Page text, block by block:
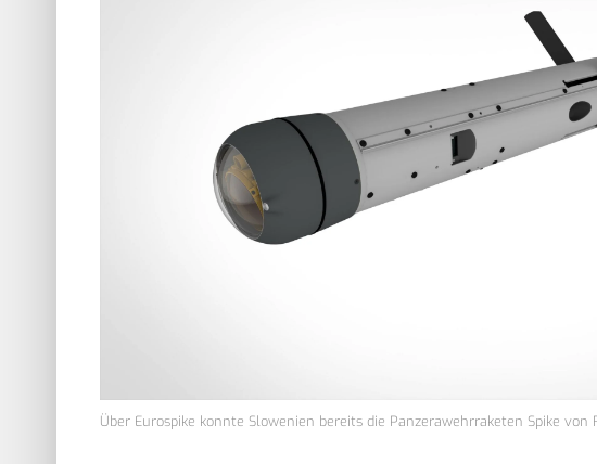
Über Eurospike konnte Slowenien bereits die Panzerawehrraketen Spike von